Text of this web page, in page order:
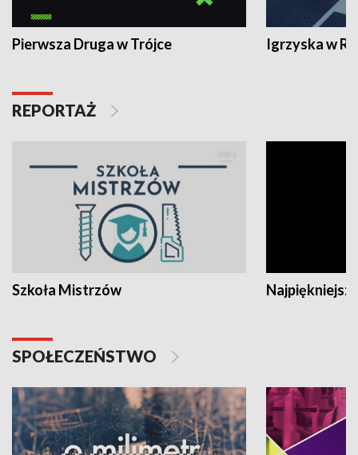
Pierwsza Druga w Trójce Igrzyska w
REPORTAŻ
Szkoła Mistrzów
SPOŁECZEŃSTWO